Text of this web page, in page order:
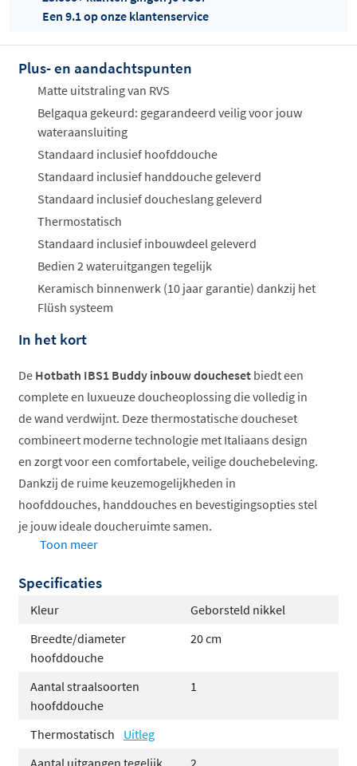
Offertes
ophalen...
Een 9.1 op onze klantenservice
Plus- en aandachtspunten
Matte uitstraling van RVS
Belgaqua gekeurd: gegarandeerd veilig voor jouw
wateraansluiting
Standaard inclusief hoofddouche
Standaard inclusief handdouche geleverd
Standaard inclusief doucheslang geleverd
Thermostatisch
Standaard inclusief inbouwdeel geleverd
Bedien 2 wateruitgangen tegelijk
Keramisch binnenwerk (10 jaar garantie) dankzij het
Flüsh systeem
In het kort
De Hotbath IBS1 Buddy inbouw doucheset biedt een
complete en luxueuze doucheoplossing die volledig in
de wand verdwijnt. Deze thermostatische doucheset
combineert moderne technologie met Italiaans design
en zorgt voor een comfortabele, veilige douchebeleving.
Dankzij de ruime keuzemogelijkheden in
hoofddouches, handdouches en bevestigingsopties stel
je jouw ideale doucheruimte samen.
temperatuurregeling
Compleet met inbouwdeel geleverd
Keuze uit staaf- of ronde handdouche
De Buddy collectie: tijdloos en
veelzijdig
Toon meer
Specificaties
Kleur
Geborsteld nikkel
Breedte/diameter
hoofddouche
20 cm
Aantal straalsoorten
hoofddouche
1
Thermostatisch
Uitleg